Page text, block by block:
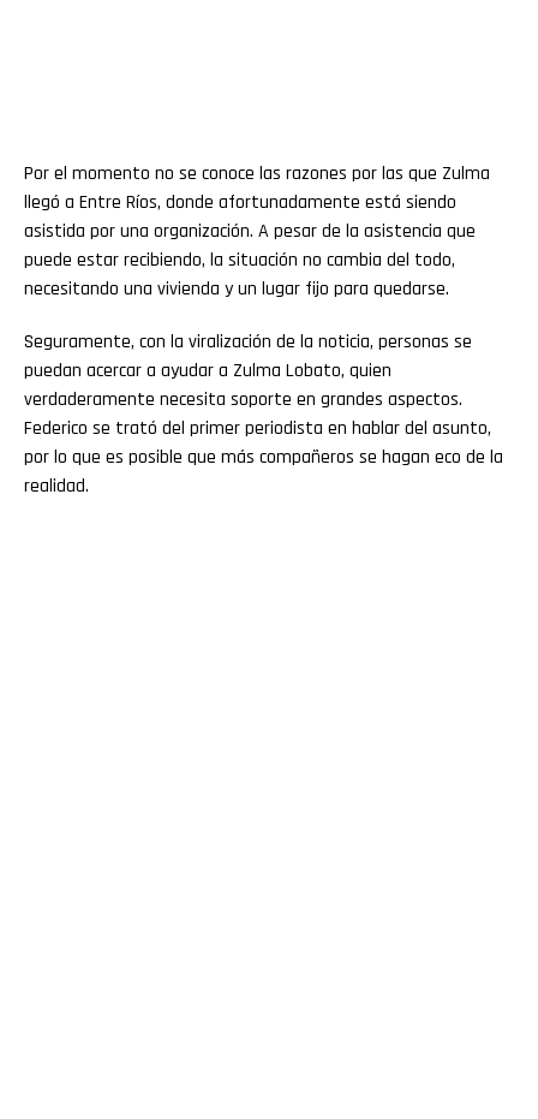
Por el momento no se conoce las razones por las que Zulma
llegó a Entre Ríos, donde afortunadamente está siendo
asistida por una organización. A pesar de la asistencia que
puede estar recibiendo, la situación no cambia del todo,
necesitando una vivienda y un lugar fijo para quedarse.
Seguramente, con la viralización de la noticia, personas se
puedan acercar a ayudar a Zulma Lobato, quien
verdaderamente necesita soporte en grandes aspectos.
Federico se trató del primer periodista en hablar del asunto,
por lo que es posible que más compañeros se hagan eco de la
realidad.